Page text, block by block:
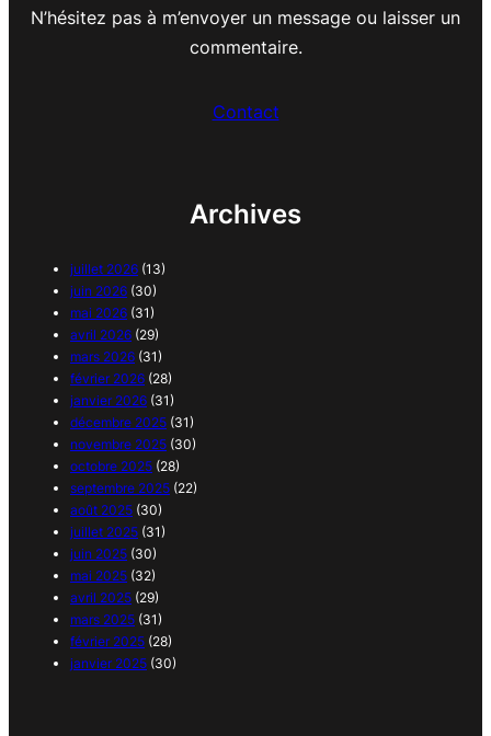
N’hésitez pas à m’envoyer un message ou laisser un
commentaire.
Contact
Archives
juillet 2026 (13)
juin 2026 (30)
mai 2026 (31)
avril 2026 (29)
mars 2026 (31)
février 2026 (28)
janvier 2026 (31)
décembre 2025 (31)
novembre 2025 (30)
octobre 2025 (28)
septembre 2025 (22)
août 2025 (30)
juillet 2025 (31)
juin 2025 (30)
mai 2025 (32)
avril 2025 (29)
mars 2025 (31)
février 2025 (28)
janvier 2025 (30)